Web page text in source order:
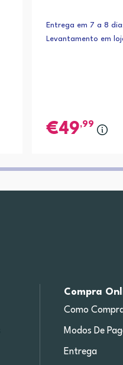
Entrega em 7 a 8
Levantamento em
49,99
Compra
Como
Modos De
Entrega